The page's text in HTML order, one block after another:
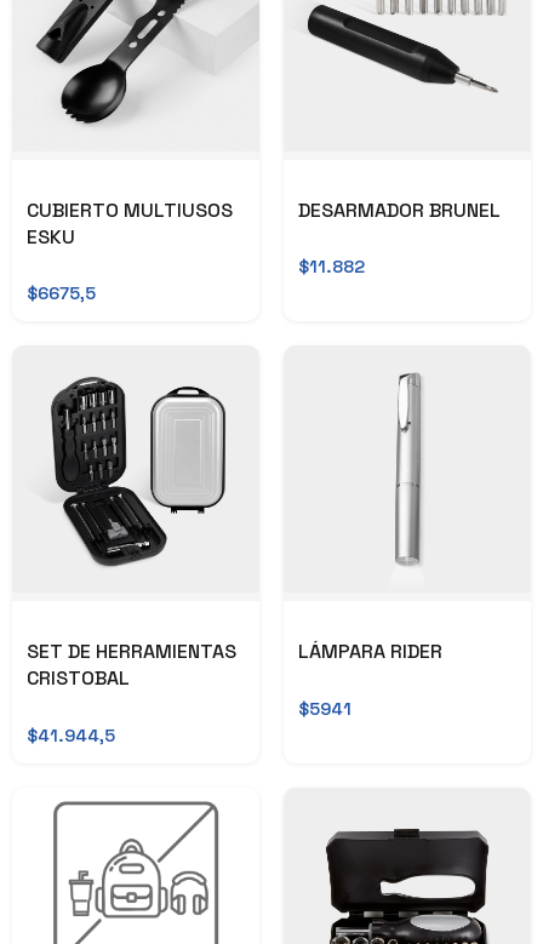
CUBIERTO MULTIUSOS
ESKU
$6675,5
DESARMADOR BRUNEL
$11.882
SET DE HERRAMIENTAS
CRISTOBAL
$41.944,5
LÁMPARA RIDER
$5941